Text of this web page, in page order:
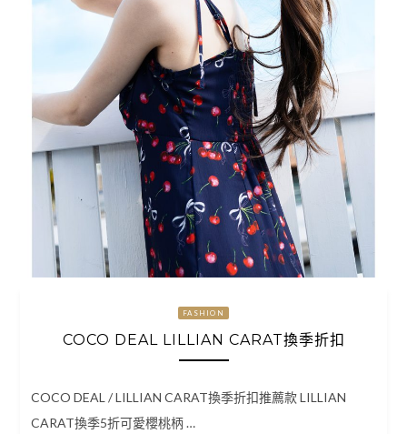
FASHION
COCO DEAL LILLIAN CARAT換季折扣
COCO DEAL / LILLIAN CARAT換季折扣推薦款 LILLIAN
CARAT換季5折可愛櫻桃柄 …